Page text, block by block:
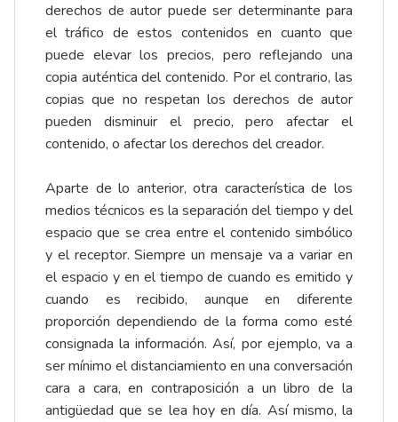
derechos de autor puede ser determinante para
el tráfico de estos contenidos en cuanto que
puede elevar los precios, pero reflejando una
copia auténtica del contenido. Por el contrario, las
copias que no respetan los derechos de autor
pueden disminuir el precio, pero afectar el
contenido, o afectar los derechos del creador.
Aparte de lo anterior, otra característica de los
medios técnicos es la separación del tiempo y del
espacio que se crea entre el contenido simbólico
y el receptor. Siempre un mensaje va a variar en
el espacio y en el tiempo de cuando es emitido y
cuando es recibido, aunque en diferente
proporción dependiendo de la forma como esté
consignada la información. Así, por ejemplo, va a
ser mínimo el distanciamiento en una conversación
cara a cara, en contraposición a un libro de la
antigüedad que se lea hoy en día. Así mismo, la